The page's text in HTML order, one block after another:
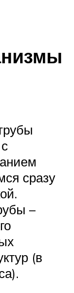
сразу
–
(в